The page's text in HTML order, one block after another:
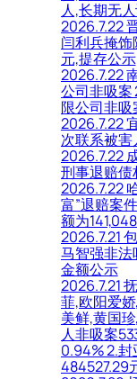
人,长期无
2026.7.22
闫利兵掩
元,提存公示
2026.7.22
公司非吸案
限公司非吸
2026.7.22
次联系被
2026.7.22
刑事退赔债
2026.7.22
富”退赔案
额为
2026.7.21
马智强非法
金额公示
2026.7.21
菲,欧阳爱
美鲜,黄国
人非吸案
0.94% 2.封
484527.29